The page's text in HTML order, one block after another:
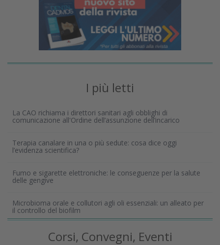
I più letti
La CAO richiama i direttori sanitari agli obblighi di
comunicazione all'Ordine dell’assunzione dell’incarico
Terapia canalare in una o più sedute: cosa dice oggi
l’evidenza scientifica?
Fumo e sigarette elettroniche: le conseguenze per la salute
delle gengive
Microbioma orale e collutori agli oli essenziali: un alleato per
il controllo del biofilm
Corsi, Convegni, Eventi